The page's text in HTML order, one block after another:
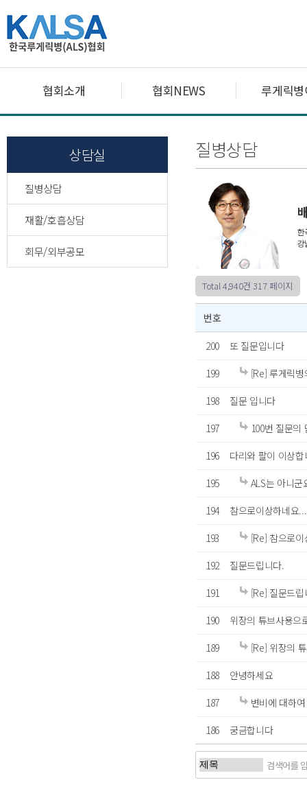
협회소개 협회NEWS 루게릭
상담실
질병상담
재활/호흡상담
회무/외부공모
질병상담
Total 4,940건 317 페이지
번호
200
또 질문입니다
199
[Re] 루게릭병
198
질문 입니다
197
100번 질문의
196
다리와 팔이 이상합
195
ALS는 아니군
194
참으로이상하네요...
193
[Re] 참으로
192
질문드립니다.
191
[Re] 질문드립
190
위장의 튜브사용으
189
[Re] 위장의
188
안녕하세요
187
변비에 대하여
186
궁금합니다